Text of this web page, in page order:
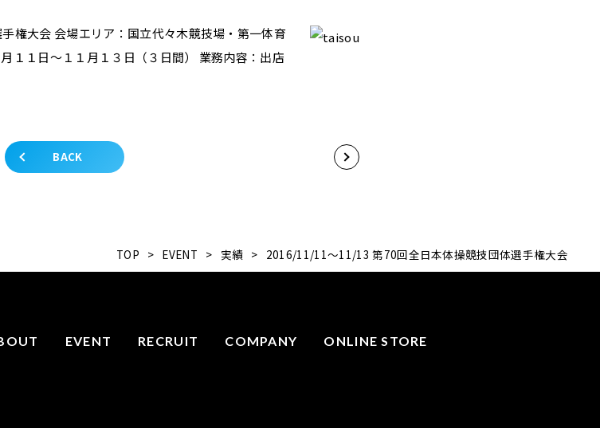
権大会 会場エリア：国立代々木競技場・第一体育
１１日～１１月１３日（３日間） 業務内容：出店
BACK
TOP > EVENT > 実績 > 2016/11/11～11/13 第70回全日本体操競技団体選手権大会
EVENT RECRUIT COMPANY ONLINE STORE